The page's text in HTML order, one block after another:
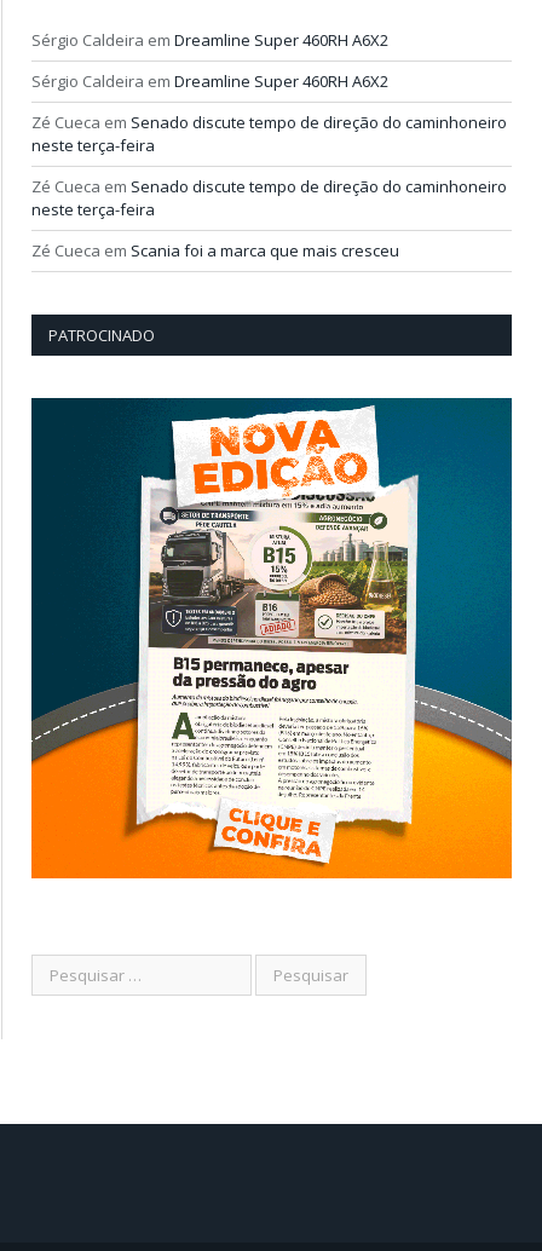
Sérgio Caldeira em Dreamline Super 460RH A6X2
Sérgio Caldeira em Dreamline Super 460RH A6X2
Zé Cueca em Senado discute tempo de direção do caminhoneiro
neste terça-feira
Zé Cueca em Senado discute tempo de direção do caminhoneiro
neste terça-feira
Zé Cueca em Scania foi a marca que mais cresceu
PATROCINADO